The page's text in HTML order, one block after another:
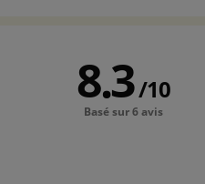
8.3/10
Basé sur 6 avis